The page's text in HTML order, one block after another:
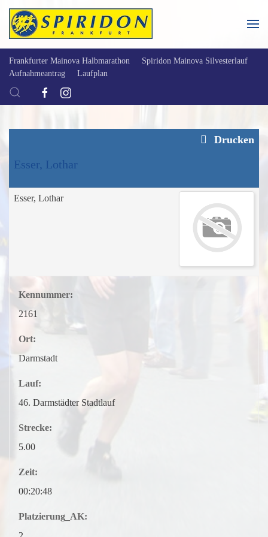
Skip to main content
Frankfurter Mainova Halbmarathon
Spiridon Mainova Silvesterlauf
Aufnahmeantrag
Laufplan
Drucken
Esser, Lothar
Esser, Lothar
Kennummer:
2161
Ort:
Darmstadt
Lauf:
46. Darmstädter Stadtlauf
Strecke:
5.00
Zeit:
00:20:48
Platzierung_AK: